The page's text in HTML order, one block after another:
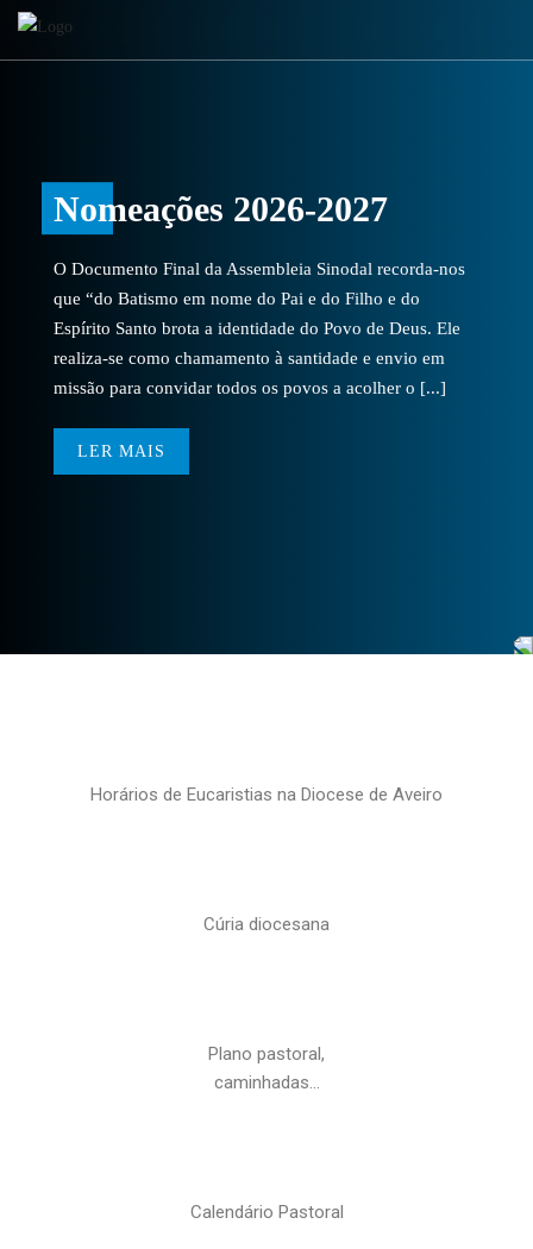
Nomeações 2026-2027
O Documento Final da Assembleia Sinodal recorda-nos
que “do Batismo em nome do Pai e do Filho e do
Espírito Santo brota a identidade do Povo de Deus. Ele
realiza-se como chamamento à santidade e envio em
missão para convidar todos os povos a acolher o [...]
LER MAIS
Horários de Eucaristias na Diocese de Aveiro
Cúria diocesana
Plano pastoral,
caminhadas…
Calendário Pastoral